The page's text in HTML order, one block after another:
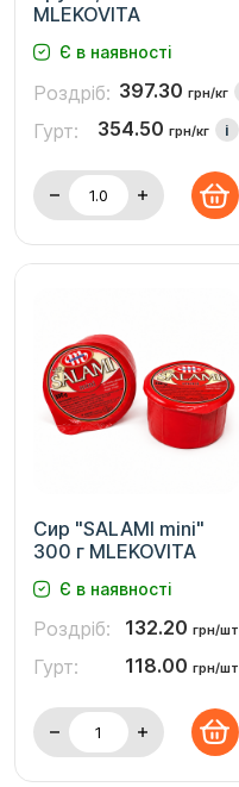
MLEKOVITA
Є в наявності
Роздріб: 397.30 грн/кг
Гурт: 354.50 грн/кг i
Сир "SALAMI mini"
300 г MLEKOVITA
Є в наявності
Роздріб: 132.20 грн/шт
Гурт: 118.00 грн/шт